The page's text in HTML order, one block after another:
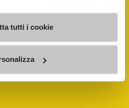
tutti i cookie